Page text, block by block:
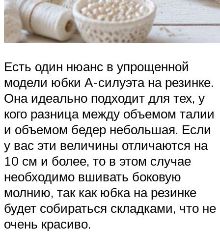
Есть один нюанс в упрощенной
модели юбки А-силуэта на резинке.
Она идеально подходит для тех, у
кого разница между объемом талии
и объемом бедер небольшая. Если
у вас эти величины отличаются на
10 см и более, то в этом случае
необходимо вшивать боковую
молнию, так как юбка на резинке
будет собираться складками, что не
очень красиво.